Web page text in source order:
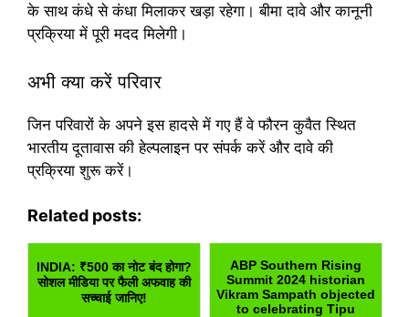
के साथ कंधे से कंधा मिलाकर खड़ा रहेगा। बीमा दावे और कानूनी
प्रक्रिया में पूरी मदद मिलेगी।
अभी क्या करें परिवार
जिन परिवारों के अपने इस हादसे में गए हैं वे फौरन कुवैत स्थित
भारतीय दूतावास की हेल्पलाइन पर संपर्क करें और दावे की
प्रक्रिया शुरू करें।
Related posts:
INDIA: ₹500 का नोट बंद होगा?
सोशल मीडिया पर फैली अफवाह की
सच्चाई जानिए!
ABP Southern Rising
Summit 2024 historian
Vikram Sampath objected
to celebrating Tipu